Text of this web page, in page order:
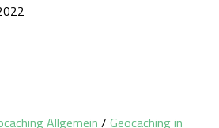
Allgemein / Geocaching in